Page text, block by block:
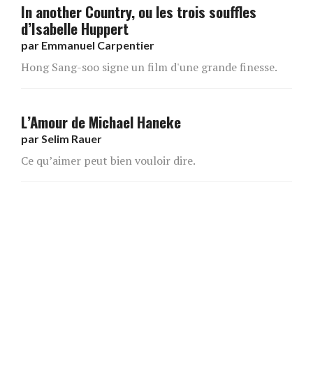
In another Country, ou les trois souffles
d’Isabelle Huppert
par Emmanuel Carpentier
Hong Sang-soo signe un film d'une grande finesse.
L’Amour de Michael Haneke
parSelim Rauer
Ce qu’aimer peut bien vouloir dire.